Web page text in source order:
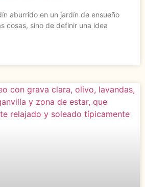
aburrido en un jardín de ensueño
cosas, sino de definir una idea